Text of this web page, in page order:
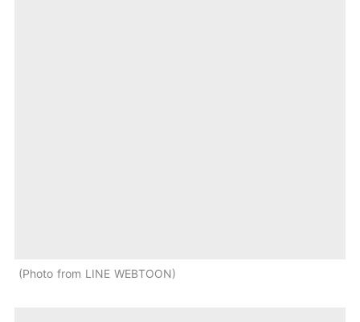
Photo from LINE WEBTOON